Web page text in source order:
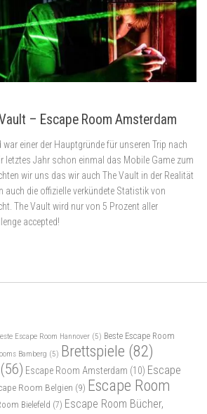
– Escape Room Amsterdam
einer der Hauptgründe für unseren Trip nach
letztes Jahr schon einmal das Mobile Game zum
wir uns das wir auch The Vault in der Realität
auch die offizielle verkündete Statistik von
The Vault wird nur von 5 Prozent aller
accepted!
Escape Room Hannover (5) Beste Escape Room
Bamberg (5) Brettspiele (82)
(56) Escape Room Amsterdam (10) Escape
Room Belgien (9) Escape Room
Bielefeld (7) Escape Room Bücher,